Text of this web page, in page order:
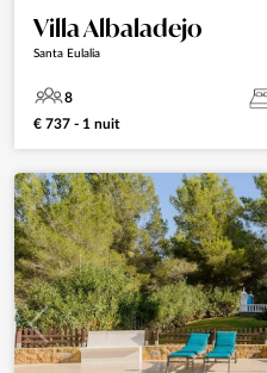
Villa Albaladejo
Santa Eulalia
8
€ 737 - 1 nuit